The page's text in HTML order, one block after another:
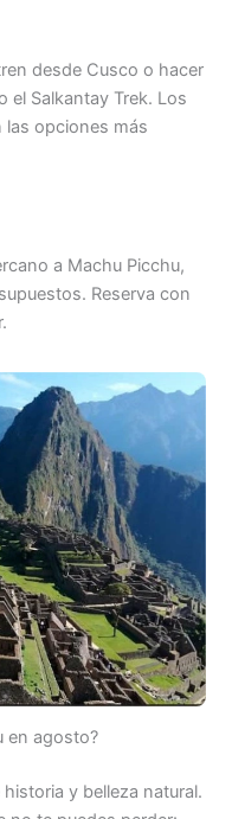
desde Cusco o hacer
el Salkantay Trek. Los
las opciones más
a Machu Picchu,
Reserva con
en agosto?
y belleza natural.